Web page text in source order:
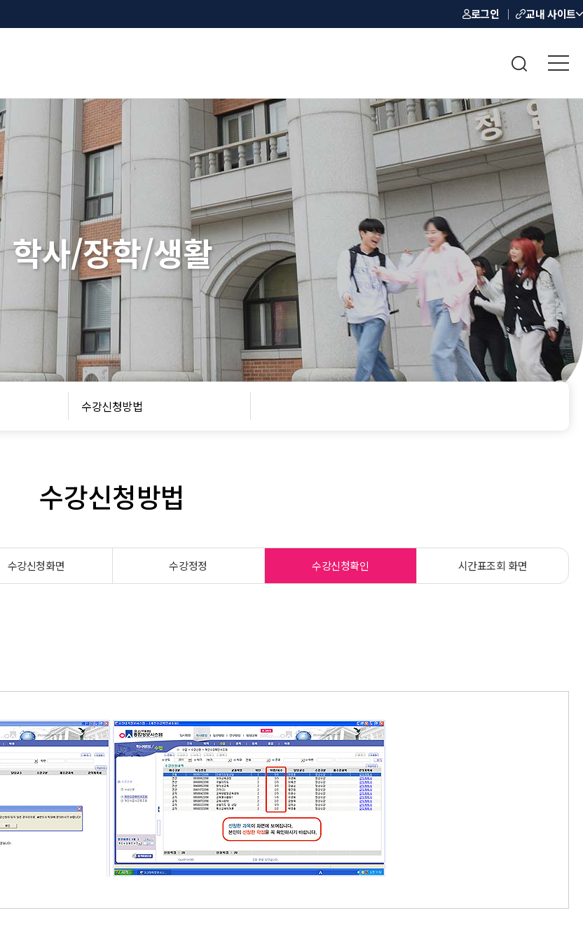
로그인 교내 사이트
학사/장학/생활
수강신청방법
수강신청방법
수강신청화면 수강정정 수강신청확인 시간표조회 화면